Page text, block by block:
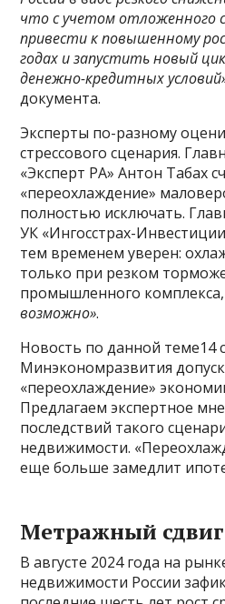
что с учетом отложенного
привести к повышенному
годах и запустить новый
денежно-кредитных
документа.
Эксперты по-разному
стрессового сценария.
«Эксперт РА» Антон Табах
«переохлаждение»
полностью исключать.
УК «Ингосстрах-
тем временем уверен:
только при резком
промышленного
возможно».
Новость по данной теме14
Минэкономразвития
«переохлаждение»
Предлагаем экспертное
последствий такого
недвижимости.
еще больше замедлит
Метражный сдвиг
В августе 2024 года на
недвижимости России